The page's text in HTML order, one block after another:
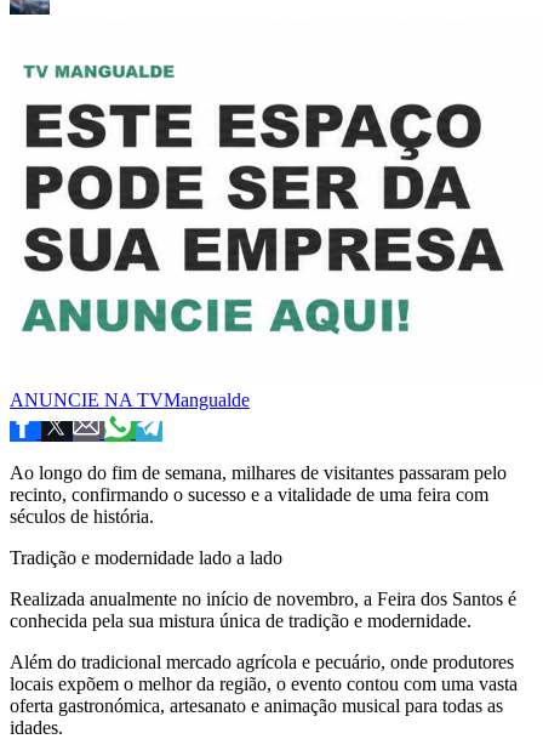
ANUNCIE NA TVMangualde
Ao longo do fim de semana, milhares de visitantes passaram pelo
recinto, confirmando o sucesso e a vitalidade de uma feira com
séculos de história.
Tradição e modernidade lado a lado
Realizada anualmente no início de novembro, a Feira dos Santos é
conhecida pela sua mistura única de tradição e modernidade.
Além do tradicional mercado agrícola e pecuário, onde produtores
locais expõem o melhor da região, o evento contou com uma vasta
oferta gastronómica, artesanato e animação musical para todas as
idades.